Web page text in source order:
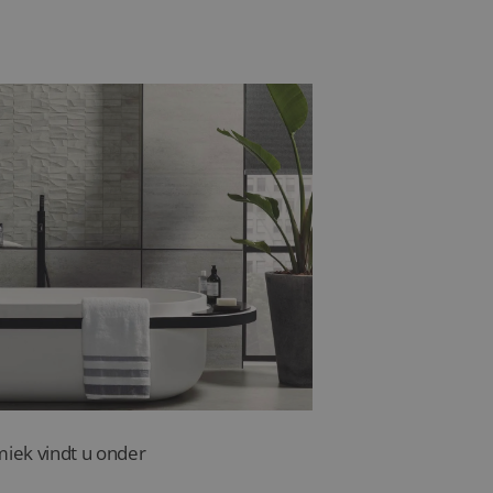
en vaak slipvast,
vrijheid in kleur en
iets om rekening
vindt u onder